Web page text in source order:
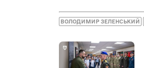
ВОЛОДИМИР ЗЕЛЕНСЬКИЙ